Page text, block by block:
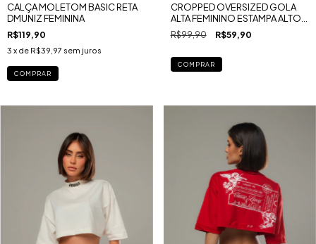
CALÇA MOLETOM BASIC RETA
DMUNIZ FEMININA
R$119,90
3 x de R$39,97 sem juros
COMPRAR
CROPPED OVERSIZED GOLA
ALTA FEMININO ESTAMPA ALTO
RELEVO MALHA GOLD
R$99,90 R$59,90
COMPRAR